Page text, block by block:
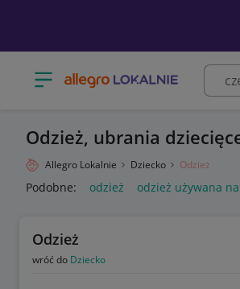
Otwórz menu z kategoriami
Odzież, ubrania
Allegro Lokalnie Dziecko Odzież
Podobne: odzież odzież używana
Odzież
wróć do Dziecko